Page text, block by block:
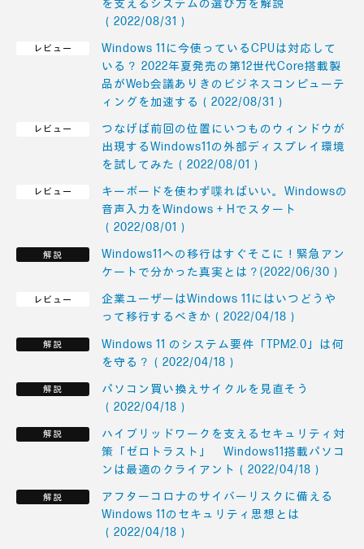
を支えるシステムの選び方を解説
（2022/08/31）
Windows 11に今使っているCPUは対応して
いる？ 2022年夏発売の第12世代Core搭載製
品がWeb会議ありきのビジネスコンピューテ
ィングを加速する（2022/08/31）
つなげば前回の位置にいつものウィンドウが
出現するWindows11の外部ディスプレイ環境
を試してみた（2022/08/01）
キーボードを使わず喋ればいい。Windowsの
音声入力をWindows + Hでスタート
（2022/08/01）
Windows11への移行はすぐそこに！緊急アン
ケートで分かった真実とは？(2022/06/30）
企業ユーザーはWindows 11にはいつどうや
って移行するべきか（2022/04/18）
Windows 11 のシステム要件「TPM2.0」は何
を守る？（2022/04/18）
パソコン買い換えサイクルを見直そう
（2022/04/18）
ハイブリッドワークを支えるセキュリティ対
策「ゼロトラスト」 Windows11搭載パソコ
ンは最適のクライアント（2022/04/18）
アフターコロナのサイバーリスクに備える
Windows 11のセキュリティ思想とは
（2022/04/18）